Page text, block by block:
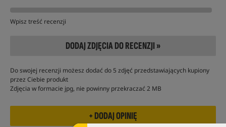
Wpisz treść recenzji
DODAJ ZDJĘCIA DO RECENZJI »
Do swojej recenzji możesz dodać do 5 zdjęć przedstawiających kupiony
przez Ciebie produkt
Zdjęcia w formacie jpg, nie powinny przekraczać 2 MB